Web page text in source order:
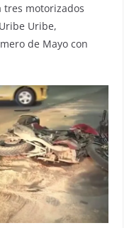
motorizados
Uribe,
de Mayo con